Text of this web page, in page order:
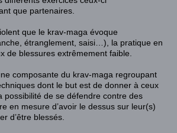
que partenaires.
que le krav-maga évoque
étranglement, saisi…), la pratique en
de blessures extrêmement faible
composante du krav-maga regroupant
dont le but est de donner à ceux
possibilité de se défendre contre des
en mesure d’avoir le dessus sur leur(s)
d’être blessés.